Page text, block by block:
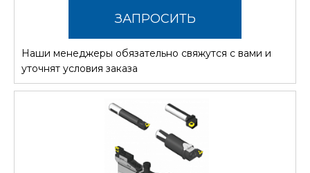
ЗАПРОСИТЬ
СТОИМОСТЬ
Наши менеджеры обязательно свяжутся с вами и
уточнят условия заказа